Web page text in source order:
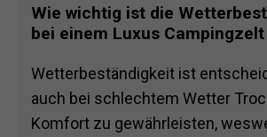
Wie wichtig ist die
bei einem Luxus Campingzelt
Wetterbeständigkeit ist
auch bei schlechtem Wetter
Komfort zu gewährleisten,